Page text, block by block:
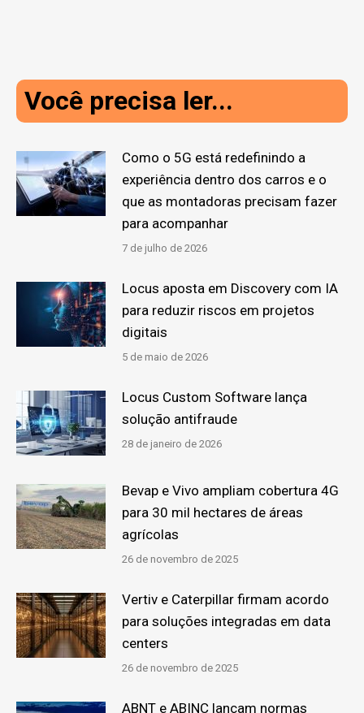
Você precisa ler...
Como o 5G está redefinindo a
experiência dentro dos carros e o
que as montadoras precisam fazer
para acompanhar
7 de julho de 2026
Locus aposta em Discovery com IA
para reduzir riscos em projetos
digitais
5 de maio de 2026
Locus Custom Software lança
solução antifraude
28 de janeiro de 2026
Bevap e Vivo ampliam cobertura 4G
para 30 mil hectares de áreas
agrícolas
26 de novembro de 2025
Vertiv e Caterpillar firmam acordo
para soluções integradas em data
centers
26 de novembro de 2025
ABNT e ABINC lançam normas